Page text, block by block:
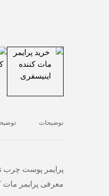
توضیحات
پرایمر پوست چرب
معرفی پرایمر مات